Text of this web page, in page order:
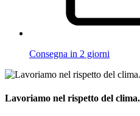
Consegna in 2 giorni
Lavoriamo nel rispetto del clima.